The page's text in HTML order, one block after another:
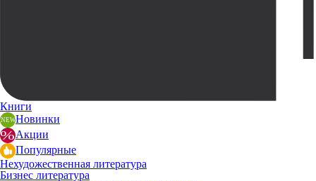
Книги
Новинки
Акции
Популярные
Нехудожественная литература
Бизнес литература